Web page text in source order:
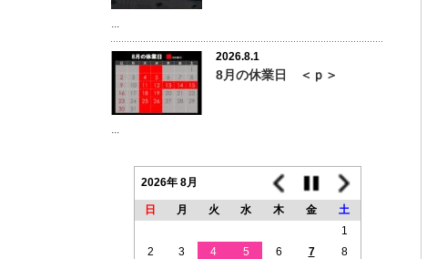
...
2026.8.1
8月の休業日 ＜ｐ＞
...
2026年 8月
日 月 火 水 木 金
土
1
2
3 4 5 6 7
8